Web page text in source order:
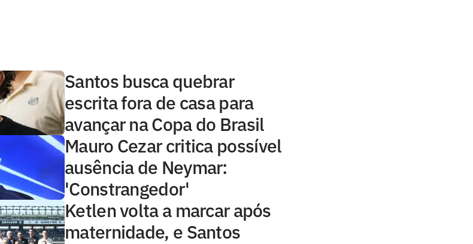
Santos busca quebrar
escrita fora de casa para
avançar na Copa do Brasil
Mauro Cezar critica possível
ausência de Neymar:
'Constrangedor'
Ketlen volta a marcar após
maternidade, e Santos